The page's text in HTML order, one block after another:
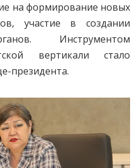
на формирование новых
участие в создании
Инструментом
вертикали стало
президента.